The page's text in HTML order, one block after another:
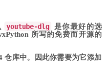
youtube-dlg
是你最好的选
所写的免费而开源的
仓库中。因此你需要为它添加